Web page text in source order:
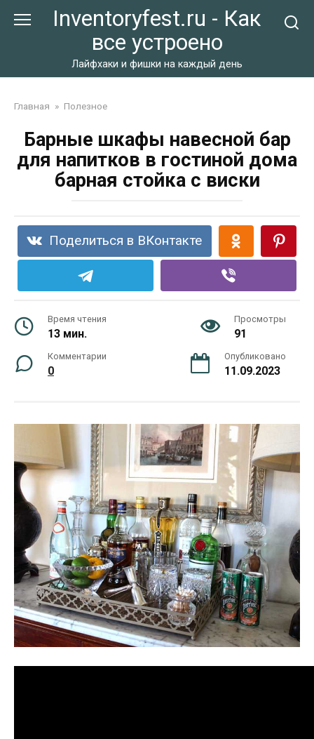
Inventoryfest.ru - Как
все устроено
Лайфхаки и фишки на каждый день
Главная » Полезное
Барные шкафы навесной бар
для напитков в гостиной дома
барная стойка с виски
Поделиться в ВКонтакте
Время чтения
13 мин.
Просмотры
91
Комментарии
0
Опубликовано
11.09.2023